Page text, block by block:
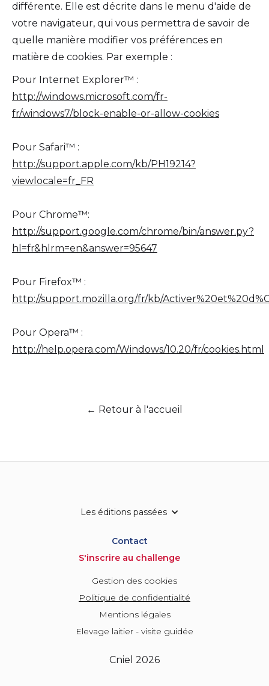
différente. Elle est décrite dans le menu d'aide de
votre navigateur, qui vous permettra de savoir de
quelle manière modifier vos préférences en
matière de cookies. Par exemple :
Pour Internet Explorer™ :
http://windows.microsoft.com/fr-
fr/windows7/block-enable-or-allow-cookies
Pour Safari™ :
http://support.apple.com/kb/PH19214?
viewlocale=fr_FR
Pour Chrome™:
http://support.google.com/chrome/bin/answer.py?
hl=fr&hlrm=en&answer=95647
Pour Firefox™ :
http://support.mozilla.org/fr/kb/
Pour Opera™ :
http://help.opera.com/Windows/10.20/fr/cookies.html
← Retour à l'accueil
Les éditions passées
Contact
S'inscrire au challenge
Gestion des cookies
Politique de confidentialité
Mentions légales
Elevage laitier - visite guidée
Cniel 2026